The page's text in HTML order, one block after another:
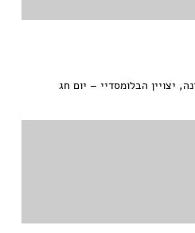
יצויין הבלומסדיי – יום חג